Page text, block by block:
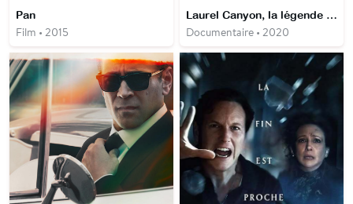
Pan
Film • 2015
Laurel Canyon, la légende pop-rock d'Hollywood
Documentaire • 2020